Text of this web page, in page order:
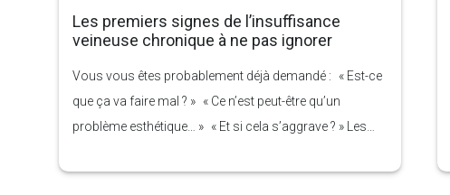
Les premiers signes de l’insuffisance
veineuse chronique à ne pas ignorer
Vous vous êtes probablement déjà demandé : « Est-ce
que ça va faire mal ? » « Ce n’est peut-être qu’un
problème esthétique… » « Et si cela s’aggrave ? » Les
superficiel, esthétique ou mineur. Pourtant, pour de